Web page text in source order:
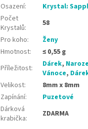
Osazení:
Krystal:
Počet
Krystalů:
58
Pro koho:
Ženy
Hmotnost:
≤ 0,55 g
Příležitost: Dárek,
Vánoce,
Velikost:
8mm x 8mm
Zapínání:
Puzetové
Dárková
krabička: ZDARMA